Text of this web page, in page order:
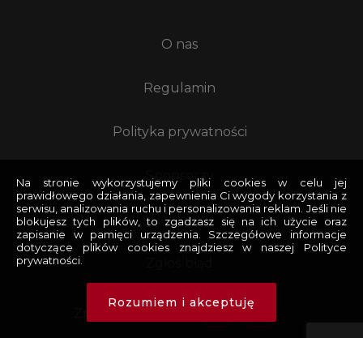
O nas
Regulamin
Polityka prywatności
Sponsorzy
Reklama
Na stronie wykorzystujemy pliki cookies w celu jej
prawidłowego działania, zapewnienia Ci wygody korzystania z
serwisu, analizowania ruchu i personalizowania reklam. Jeśli nie
blokujesz tych plików, to zgadzasz się na ich użycie oraz
zapisanie w pamięci urządzenia. Szczegółowe informacje
dotyczące plików cookies znajdziesz w naszej Polityce
prywatności.
Rozumiem i akceptuję